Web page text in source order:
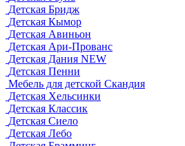
Детская Бридж
Детская Кымор
Детская Авиньон
Детская Ари-Прованс
Детская Дания NEW
Детская Пенни
Мебель для детской Скандия
Детская Хельсинки
Детская Классик
Детская Сиело
Детская Лебо